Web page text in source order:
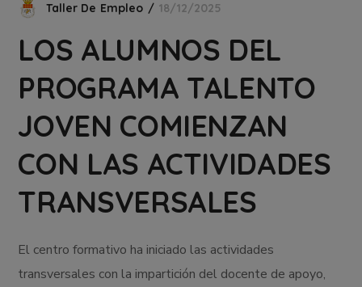
Taller De Empleo 18/12/2025
LOS ALUMNOS DEL
PROGRAMA TALENTO
JOVEN COMIENZAN
CON LAS ACTIVIDADES
TRANSVERSALES
El centro formativo ha iniciado las actividades
transversales con la impartición del docente de apoyo,